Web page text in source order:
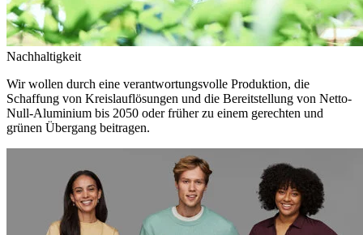
Nachhaltigkeit
Wir wollen durch eine verantwortungsvolle Produktion, die
Schaffung von Kreislauflösungen und die Bereitstellung von Netto-
Null-Aluminium bis 2050 oder früher zu einem gerechten und
grünen Übergang beitragen.